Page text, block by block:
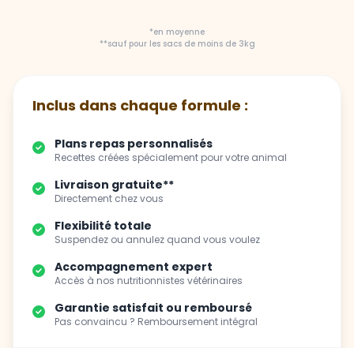
*en moyenne
**sauf pour les sacs de moins de 3kg
Inclus dans chaque formule :
Plans repas personnalisés
Recettes créées spécialement pour votre animal
Livraison gratuite**
Directement chez vous
Flexibilité totale
Suspendez ou annulez quand vous voulez
Accompagnement expert
Accès à nos nutritionnistes vétérinaires
Garantie satisfait ou remboursé
Pas convaincu ? Remboursement intégral